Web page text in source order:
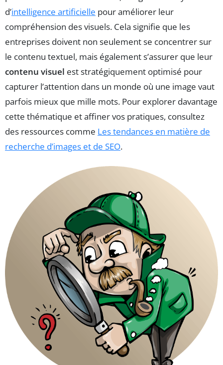
d’intelligence artificielle pour améliorer leur
compréhension des visuels. Cela signifie que les
entreprises doivent non seulement se concentrer sur
le contenu textuel, mais également s’assurer que leur
contenu visuel est stratégiquement optimisé pour
capturer l’attention dans un monde où une image vaut
parfois mieux que mille mots. Pour explorer davantage
cette thématique et affiner vos pratiques, consultez
des ressources comme Les tendances en matière de
recherche d’images et de SEO.